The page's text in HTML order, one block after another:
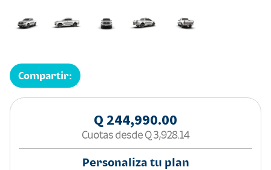
Compartir:
Q 244,990.00
Cuotas desde Q 3,928.14
Personaliza tu plan